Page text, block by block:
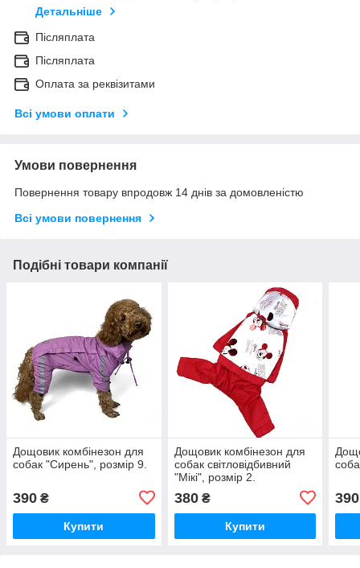
Детальніше
Післяплата
Післяплата
Оплата за реквізитами
Всі умови оплати
Умови повернення
Повернення товару впродовж 14 днів за домовленістю
Всі умови повернення
Подібні товари компанії
Дощовик комбінезон для
собак "Сирень", розмір 9.
390 ₴
Купити
Дощовик комбінезон для
собак світловідбивний
"Мікі", розмір 2.
380₴
Купити
390